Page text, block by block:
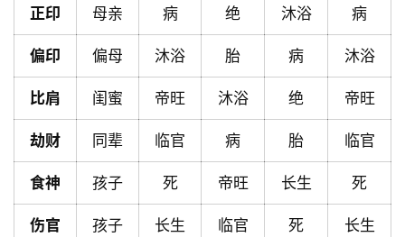
页
黄
历
占
卜
正印 母亲 病 绝 沐浴 病
偏印 偏母 沐浴 胎 病 沐浴
比肩 闺蜜 帝旺 沐浴 绝 帝旺
劫财 同辈 临官 病 胎 临官
食神 孩子 死 帝旺 长生 死
伤官 孩子 长生 临官 死 长生